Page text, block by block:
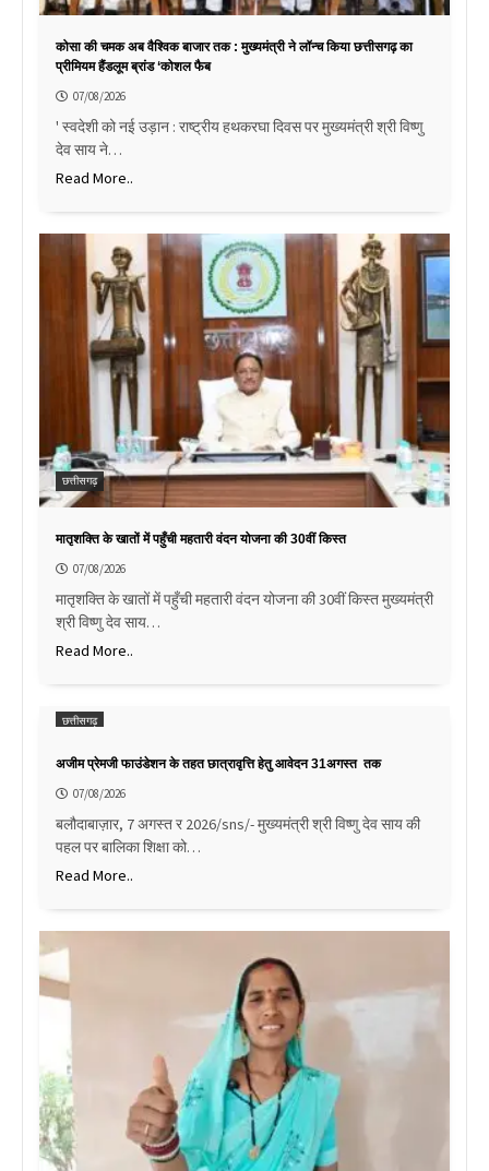
कोसा की चमक अब वैश्विक बाजार तक : मुख्यमंत्री ने लॉन्च किया छत्तीसगढ़ का
प्रीमियम हैंडलूम ब्रांड ‘कोशल फैब
07/08/2026
' स्वदेशी को नई उड़ान : राष्ट्रीय हथकरघा दिवस पर मुख्यमंत्री श्री विष्णु
देव साय ने…
Read More..
छत्तीसगढ़
मातृशक्ति के खातों में पहुँची महतारी वंदन योजना की 30वीं किस्त
07/08/2026
मातृशक्ति के खातों में पहुँची महतारी वंदन योजना की 30वीं किस्त मुख्यमंत्री
श्री विष्णु देव साय…
Read More..
छत्तीसगढ़
अजीम प्रेमजी फाउंडेशन के तहत छात्रावृत्ति हेतु आवेदन 31अगस्त तक
07/08/2026
बलौदाबाज़ार, 7 अगस्त र 2026/sns/- मुख्यमंत्री श्री विष्णु देव साय की
पहल पर बालिका शिक्षा को…
Read More..